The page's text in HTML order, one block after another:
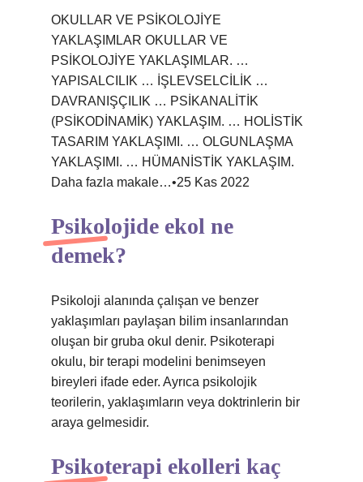
OKULLAR VE PSİKOLOJİYE
YAKLAŞIMLAR OKULLAR VE
PSİKOLOJİYE YAKLAŞIMLAR. …
YAPISALCILIK … İŞLEVSELCİLİK …
DAVRANIŞÇILIK … PSİKANALİTİK
(PSİKODİNAMİK) YAKLAŞIM. … HOLİSTİK
TASARIM YAKLAŞIMI. … OLGUNLAŞMA
YAKLAŞIMI. … HÜMANİSTİK YAKLAŞIM.
Daha fazla makale…•25 Kas 2022
Psikolojide ekol ne
demek?
Psikoloji alanında çalışan ve benzer
yaklaşımları paylaşan bilim insanlarından
oluşan bir gruba okul denir. Psikoterapi
okulu, bir terapi modelini benimseyen
bireyleri ifade eder. Ayrıca psikolojik
teorilerin, yaklaşımların veya doktrinlerin bir
araya gelmesidir.
Psikoterapi ekolleri kaç